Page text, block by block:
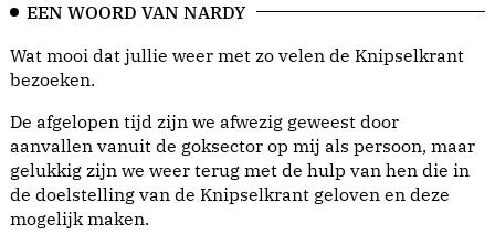
EEN WOORD VAN NARDY
Wat mooi dat jullie weer met zo velen de Knipselkrant
bezoeken.
De afgelopen tijd zijn we afwezig geweest door
aanvallen vanuit de goksector op mij als persoon, maar
gelukkig zijn we weer terug met de hulp van hen die in
de doelstelling van de Knipselkrant geloven en deze
mogelijk maken.